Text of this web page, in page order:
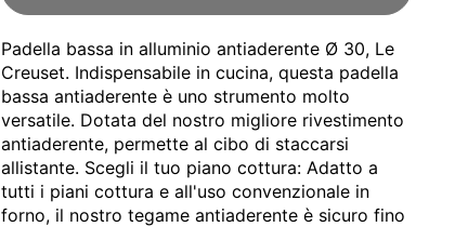
Padella bassa in alluminio antiaderente Ø 30, Le
Creuset. Indispensabile in cucina, questa padella
bassa antiaderente è uno strumento molto
versatile. Dotata del nostro migliore rivestimento
antiaderente, permette al cibo di staccarsi
allistante. Scegli il tuo piano cottura: Adatto a
tutti i piani cottura e all'uso convenzionale in
forno, il nostro tegame antiaderente è sicuro fino